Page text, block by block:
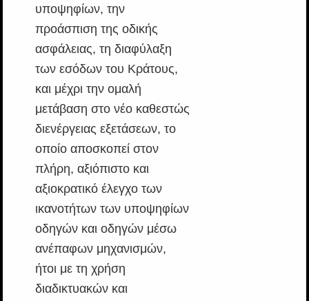
υποψηφίων, την
προάσπιση της οδικής
ασφάλειας, τη διαφύλαξη
των εσόδων του Κράτους,
και μέχρι την ομαλή
μετάβαση στο νέο καθεστώς
διενέργειας εξετάσεων, το
οποίο αποσκοπεί στον
πλήρη, αξιόπιστο και
αξιοκρατικό έλεγχο των
ικανοτήτων των υποψηφίων
οδηγών και οδηγών μέσω
ανέπαφων μηχανισμών,
ήτοι με τη χρήση
διαδικτυακών και